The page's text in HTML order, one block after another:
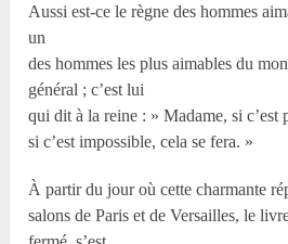
Aussi est-ce le règne des hommes
un
des hommes les plus aimables du
général ; c’est lui
qui dit à la reine : » Madame, si c’est
si c’est impossible, cela se fera. »
À partir du jour où cette charmante
salons de Paris et de Versailles, le